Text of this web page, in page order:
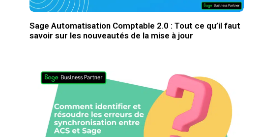
Sage Automatisation Comptable 2.0 : Tout ce qu’il faut
savoir sur les nouveautés de la mise à jour